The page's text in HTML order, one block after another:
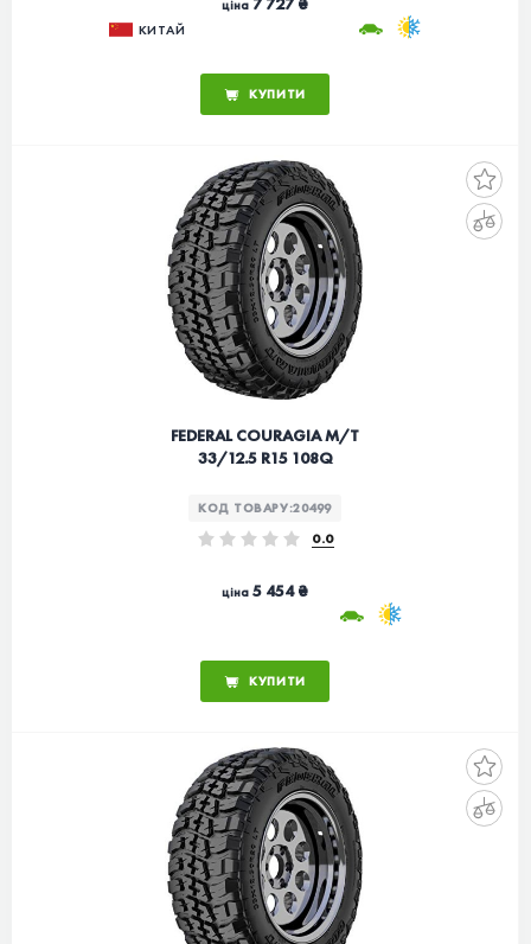
ціна
КИТАЙ
КУПИТИ
FEDERAL COURAGIA M/T
33/12.5 R15 108Q
КОД ТОВАРУ:20499
0.0
ціна 5 454 ₴
КУПИТИ